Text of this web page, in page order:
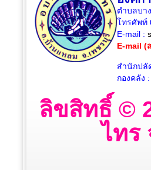
ตำบลบา
โทรศัพท์
E-mail :
E-mail (
สำนักปลั
กองคลัง
ลิขสิทธิ์ ©
ไทร